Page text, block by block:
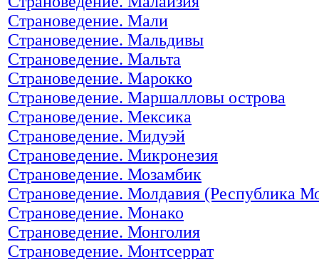
Страноведение. Мали
Страноведение. Мальдивы
Страноведение. Мальта
Страноведение. Марокко
Страноведение. Маршалловы острова
Страноведение. Мексика
Страноведение. Мидуэй
Страноведение. Микронезия
Страноведение. Мозамбик
Страноведение. Молдавия (Республика
Страноведение. Монако
Страноведение. Монголия
Страноведение. Монтсеррат